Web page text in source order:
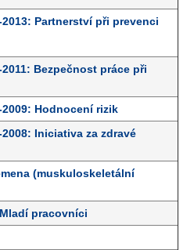
Partnerství při prevenci
Bezpečnost práce při
Hodnocení rizik
Iniciativa za zdravé
(muskuloskeletální
pracovníci